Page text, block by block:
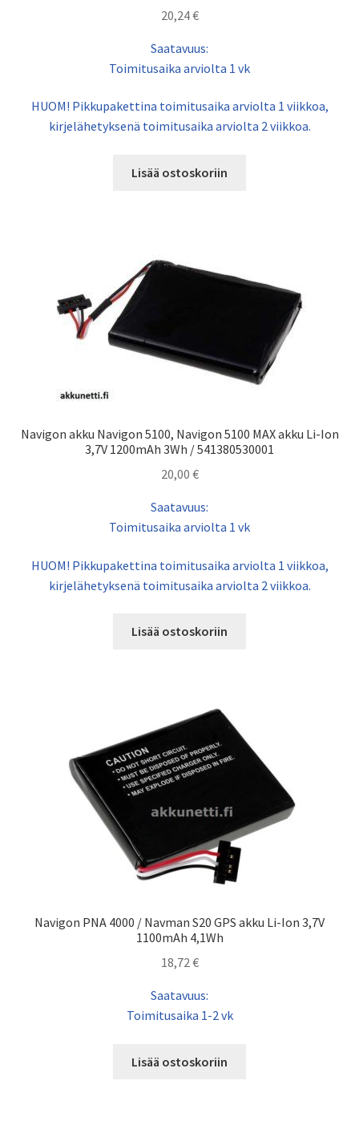
20,24€
Saatavuus:
Toimitusaika arviolta 1 vk
HUOM! Pikkupakettina toimitusaika arviolta 1 viikkoa,
kirjelähetyksenä toimitusaika arviolta 2 viikkoa.
Lisää ostoskoriin
Navigon akku Navigon 5100, Navigon 5100 MAX akku Li-Ion
3,7V 1200mAh 3Wh / 541380530001
20,00 €
Saatavuus:
Toimitusaika arviolta 1 vk
HUOM! Pikkupakettina toimitusaika arviolta 1 viikkoa,
kirjelähetyksenä toimitusaika arviolta 2 viikkoa.
Lisää ostoskoriin
Navigon PNA 4000 / Navman S20 GPS akku Li-Ion 3,7V
1100mAh 4,1Wh
18,72€
Saatavuus:
Toimitusaika 1-2 vk
Lisää ostoskoriin